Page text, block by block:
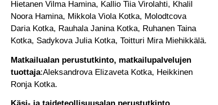
Hietanen Vilma Hamina, Kallio Tiia Virolahti, Khalil
Noora Hamina, Mikkola Viola Kotka, Molodtcova
Daria Kotka, Rauhala Janina Kotka, Ruhanen Taina
Kotka, Sadykova Julia Kotka, Toitturi Mira Miehikkälä.
Matkailualan perustutkinto, matkailupalvelujen
tuottaja:Aleksandrova Elizaveta Kotka, Heikkinen
Ronja Kotka.